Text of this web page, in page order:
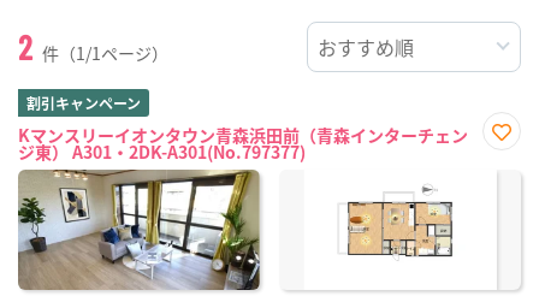
2 件（1/1ページ）
割引キャンペーン
Kマンスリーイオンタウン青森浜田前（青森インターチェン
ジ東） A301・2DK-A301(No.797377)
に入